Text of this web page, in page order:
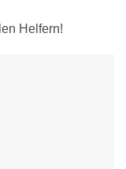
Helfern!